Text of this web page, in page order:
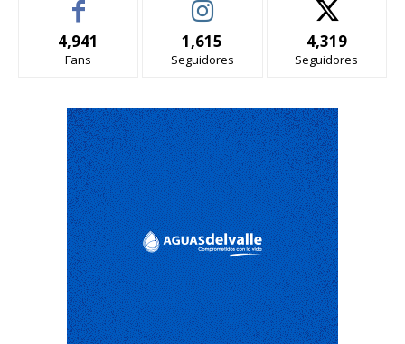
4,941
Fans
1,615
Seguidores
4,319
Seguidores